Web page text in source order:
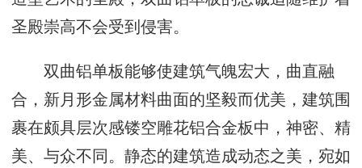
圣殿崇高不会受到侵害。
双曲铝单板能够使建筑气魄宏大，曲直融
合，新月形金属材料曲面的坚毅而优美，建筑围
裹在颇具层次感镂空雕花铝合金板中，神密、精
美、与众不同。静态的建筑造成动态之美，宛如